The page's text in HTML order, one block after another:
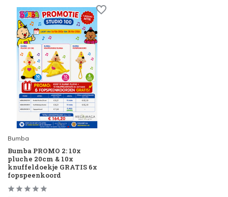
Bumba
Bumba PROMO 2: 10x
pluche 20cm & 10x
knuffeldoekje GRATIS 6x
fopspeenkoord